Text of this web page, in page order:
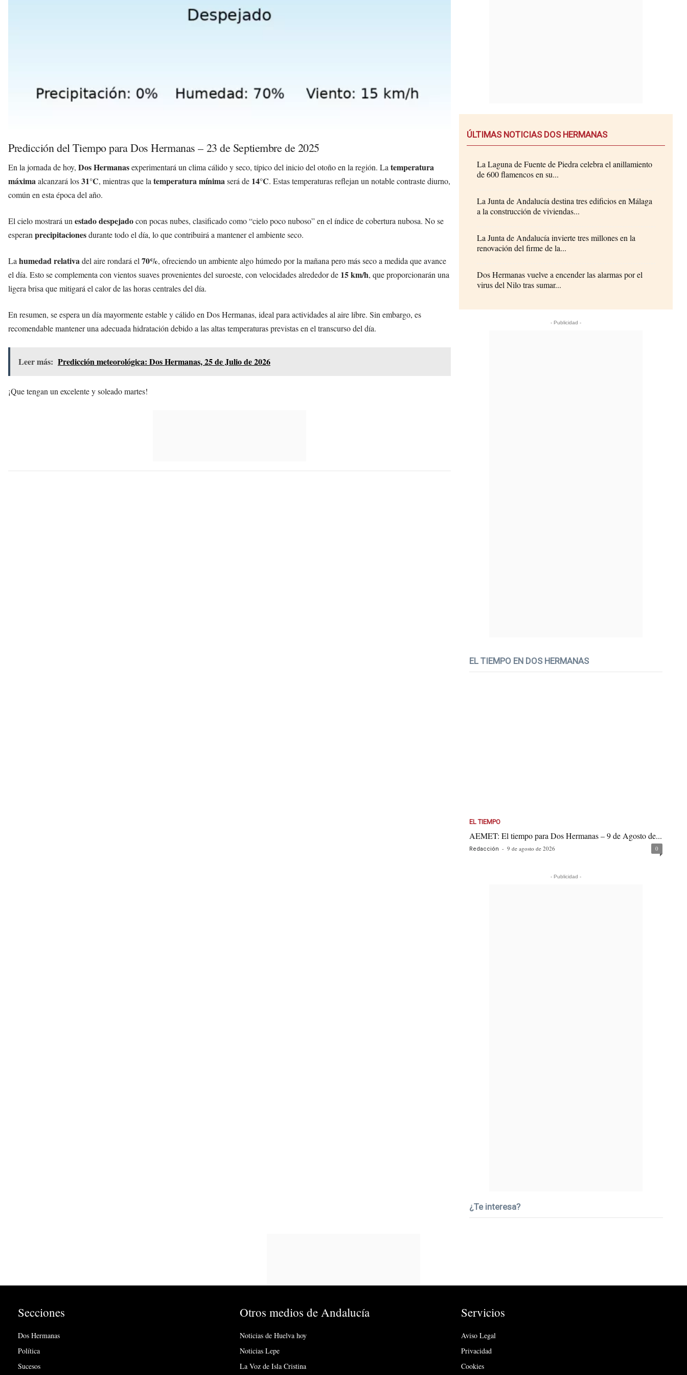
Predicción del Tiempo para Dos Hermanas – 23 de Septiembre de 2025
En la jornada de hoy, Dos Hermanasexperimentará un clima cálido y seco, típico del inicio del otoño en la región. La temperatura
máximaalcanzará los31°C, mientras que la temperatura mínimaserá de 14°C. Estas temperaturas reflejan un notable contraste diurno,
común en esta época del año.
El cielo mostrará un estado despejadocon pocas nubes, clasificado como “cielo poco nuboso” en el índice de cobertura nubosa. No se
esperan precipitacionesdurante todo el día, lo que contribuirá a mantener el ambiente seco.
La humedad relativadel aire rondará el 70%, ofreciendo un ambiente algo húmedo por la mañana pero más seco a medida que avance
el día. Esto se complementa con vientos suaves provenientes del suroeste, con velocidades alrededor de 15 km/h, que proporcionarán una
ligera brisa que mitigará el calor de las horas centrales del día.
En resumen, se espera un día mayormente estable y cálido en Dos Hermanas, ideal para actividades al aire libre. Sin embargo, es
recomendable mantener una adecuada hidratación debido a las altas temperaturas previstas en el transcurso del día.
Leer más: Predicción meteorológica: Dos Hermanas, 25 de Julio de 2026
¡Que tengan un excelente y soleado martes!
ÚLTIMAS NOTICIAS DOS HERMANAS
La Laguna de Fuente de Piedra celebra el anillamiento
de 600 flamencos en su...
La Junta de Andalucía destina tres edificios en Málaga
a la construcción de viviendas...
La Junta de Andalucía invierte tres millones en la
renovación del firme de la...
Dos Hermanas vuelve a encender las alarmas por el
virus del Nilo tras sumar...
- Publicidad -
EL TIEMPO EN DOS HERMANAS
EL TIEMPO
AEMET: El tiempo para Dos Hermanas – 9 de Agosto de...
Redacción - 9 de agosto de 2026 0
- Publicidad -
¿Te interesa?
Secciones
Dos Hermanas
Política
Sucesos
Otros medios de Andalucía
Noticias de Huelva hoy
Noticias Lepe
La Voz de Isla Cristina
Servicios
Aviso Legal
Privacidad
Cookies